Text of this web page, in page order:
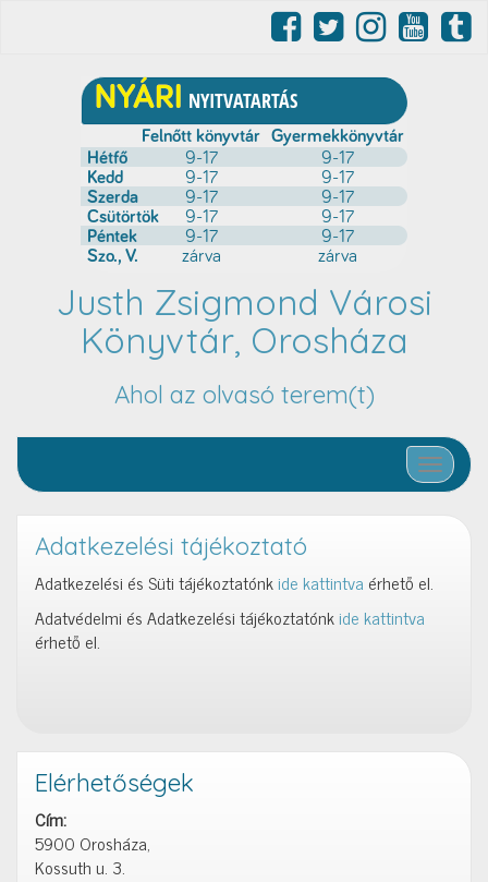
Justh Zsigmond Városi
Könyvtár, Orosháza
Ahol az olvasó terem(t)
Toggle
Adatkezelési tájékoztató
Adatkezelési és Süti tájékoztatónkide kattintva érhető el.
Adatvédelmi és Adatkezelési tájékoztatónkide kattintva
érhető el.
Elérhetőségek
Cím:
5900 Orosháza,
Kossuth u. 3.